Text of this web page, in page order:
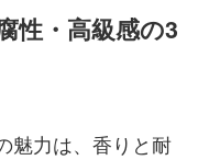
性・高級感の3
魅力は、香りと耐